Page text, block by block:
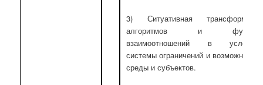
3) Ситуативная трансформация
алгоритмов и функций
взаимоотношений в условиях
системы ограничений и возможностей
среды и субъектов.